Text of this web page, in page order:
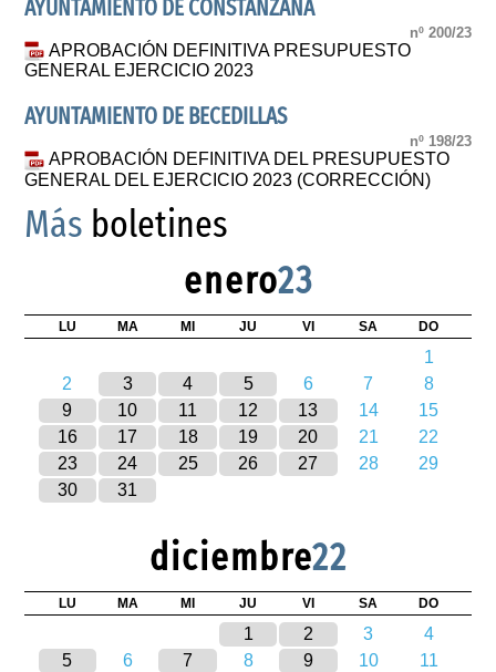
AYUNTAMIENTO DE CONSTANZANA
nº 200/23
APROBACIÓN DEFINITIVA PRESUPUESTO
GENERAL EJERCICIO 2023
AYUNTAMIENTO DE BECEDILLAS
nº 198/23
APROBACIÓN DEFINITIVA DEL PRESUPUESTO
GENERAL DEL EJERCICIO 2023 (CORRECCIÓN)
Más boletines
enero23
LU MA MI JU VI SA DO
1
2
3 4 5 6 7
8
9
10 11 12 13 14
15
16
17 18 19 20 21
22
23
24 25 26 27 28
29
30
31
diciembre22
LU MA MI JU VI SA DO
1 2 3
4
5
6 7 8 9 10
11